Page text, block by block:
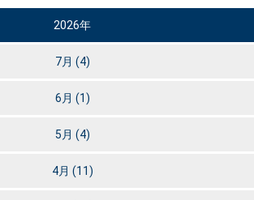
2026年
7月 (4)
6月 (1)
5月 (4)
4月 (11)